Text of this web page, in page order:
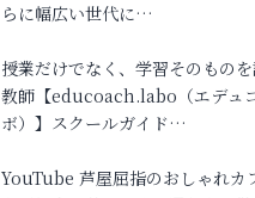
らに幅広い世代に…
授業だけでなく、学習そのもの
教師【educoach.labo（エデュ
ボ）】スクールガイド…
YouTube 芦屋屈指のおしゃれカ